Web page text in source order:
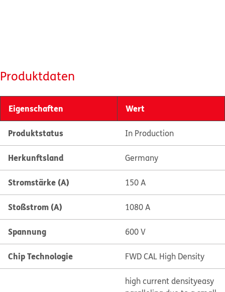
Produktdaten
Eigenschaften Wert
Produktstatus In Production
Herkunftsland Germany
Stromstärke (A) 150 A
Stoßstrom (A) 1080 A
Spannung 600 V
Chip Technologie FWD CAL High Density
high current densityeasy